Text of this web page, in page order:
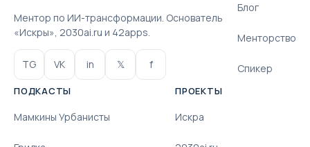
Ментор по ИИ-трансформации. Основатель
«Искры», 2030ai.ru и 42apps.
TG VK in 𝕏 f
Блог
Менторство
Спикер
ПОДКАСТЫ
Мамкины Урбанисты
ПРОЕКТЫ
Искра